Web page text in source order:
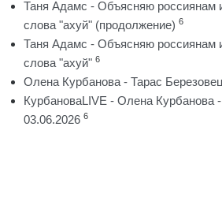
Таня Адамс - Объясняю россиянам
слова "ахуй" (продолжение) 6
Таня Адамс - Объясняю россиянам
слова "ахуй" 6
Олена Курбанова - Тарас
КурбановаLIVE - Олена Курбанова
03.06.2026 6